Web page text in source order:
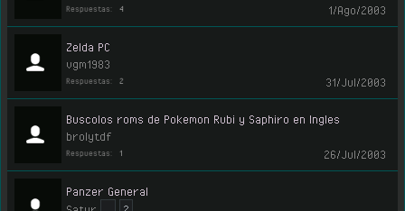
Respuestas: 4 1/Ago/2003
Zelda PC
vgm1983
Respuestas: 2 31/Jul/2003
Buscolos roms de Pokemon Rubi y Saphiro en Ingles
brolytdf
Respuestas: 1 26/Jul/2003
Panzer General